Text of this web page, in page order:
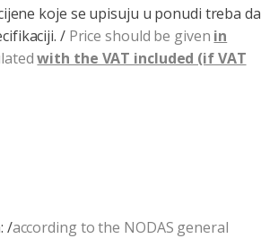
koje se upisuju u ponudi treba da
/ Price should be given in
with the VAT included (if VAT
/according to the NODAS general